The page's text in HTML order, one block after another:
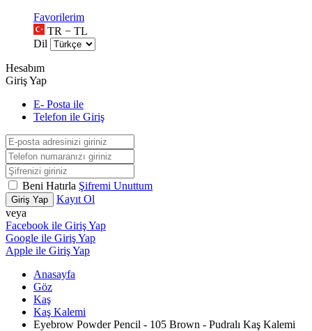
Favorilerim
TR − TL
Dil
Hesabım
Giriş Yap
E- Posta ile
Telefon ile Giriş
Beni Hatırla Şifremi Unuttum
Giriş Yap
Kayıt Ol
veya
Facebook ile Giriş Yap
Google ile Giriş Yap
Apple ile Giriş Yap
Anasayfa
Göz
Kaş
Kaş Kalemi
Eyebrow Powder Pencil - 105 Brown - Pudralı Kaş Kalemi